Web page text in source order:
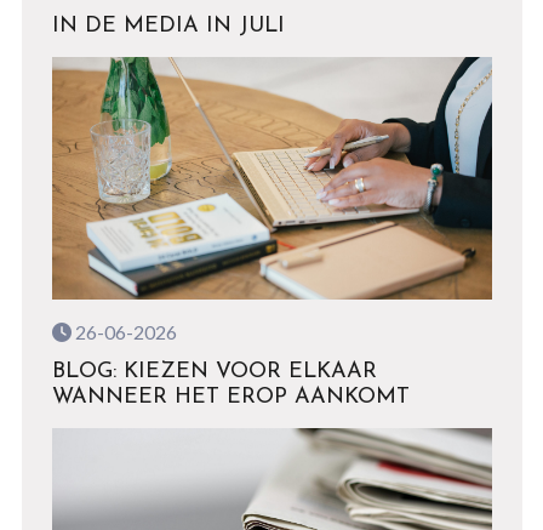
IN DE MEDIA IN JULI
26-06-2026
BLOG: KIEZEN VOOR ELKAAR
WANNEER HET EROP AANKOMT